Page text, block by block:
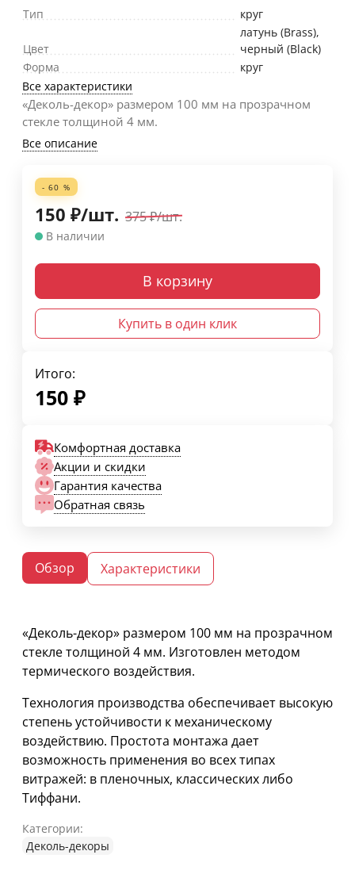
Тип круг
Цвет
латунь (Brass),
черный (Black)
Форма
круг
Все характеристики
«Деколь-декор» размером 100 мм на прозрачном
стекле толщиной 4 мм.
Все описание
- 60 %
150 ₽/шт. 375₽/шт.
В наличии
В корзину
Купить в один клик
Итого:
150 ₽
Комфортная доставка
Акции и скидки
Гарантия качества
Обратная связь
Обзор Характеристики
«Деколь-декор» размером 100 мм на прозрачном
стекле толщиной 4 мм. Изготовлен методом
термического воздействия.
Технология производства обеспечивает высокую
степень устойчивости к механическому
воздействию. Простота монтажа дает
возможность применения во всех типах
витражей: в пленочных, классических либо
Тиффани.
Категории:
Деколь-декоры